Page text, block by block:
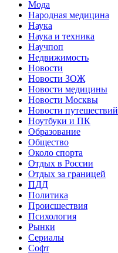
Мода
Народная медицина
Наука
Наука и техника
Научпоп
Недвижимость
Новости
Новости ЗОЖ
Новости медицины
Новости Москвы
Новости путешествий
Ноутбуки и ПК
Образование
Общество
Около спорта
Отдых в России
Отдых за границей
ПДД
Политика
Происшествия
Психология
Рынки
Сериалы
Софт